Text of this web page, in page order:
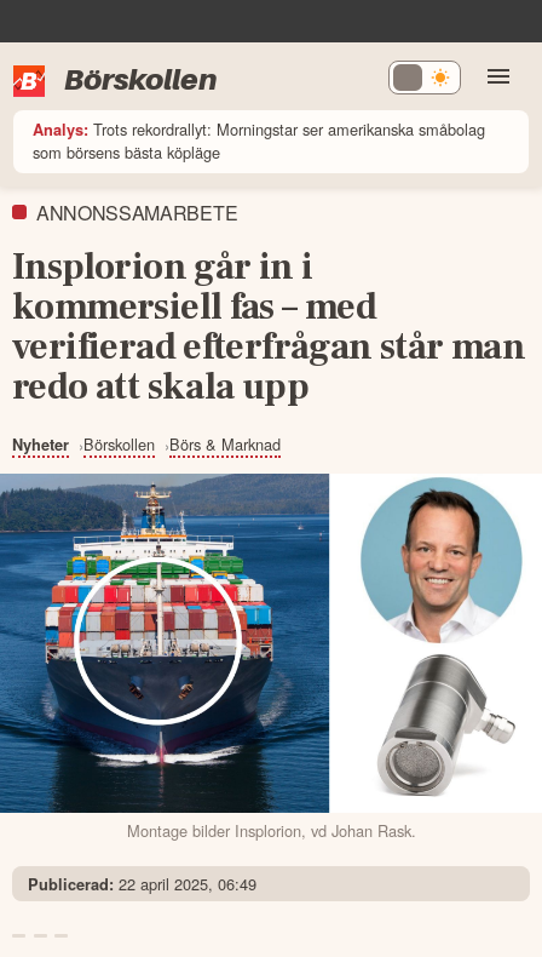
Börskollen
Analys: Trots rekordrallyt: Morningstar ser amerikanska småbolag
som börsens bästa köpläge
ANNONSSAMARBETE
Insplorion går in i
kommersiell fas – med
verifierad efterfrågan står man
redo att skala upp
Nyheter Börskollen Börs & Marknad
Montage bilder Insplorion, vd Johan Rask.
Publicerad: 22 april 2025, 06:49